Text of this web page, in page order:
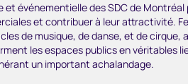
et événementielle des SDC de Montréal
et contribuer à leur attractivité.
de musique, de danse, et de cirque,
les espaces publics en véritables
un important achalandage.